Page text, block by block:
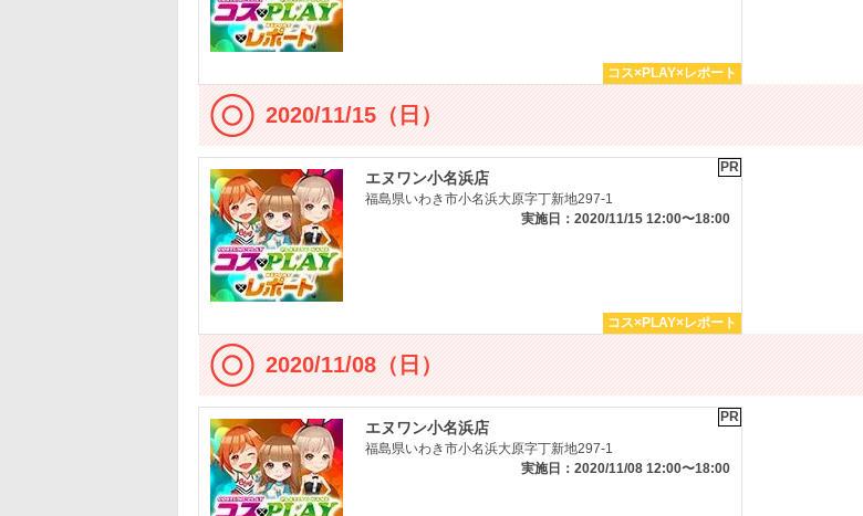
コス×PLAY×レポート
2020/11/15（日）
PR
エヌワン小名浜店
福島県いわき市小名浜大原字丁新地297-1
実施日：2020/11/15 12:00〜18:00
コス×PLAY×レポート
2020/11/08（日）
PR
エヌワン小名浜店
福島県いわき市小名浜大原字丁新地297-1
実施日：2020/11/08 12:00〜18:00